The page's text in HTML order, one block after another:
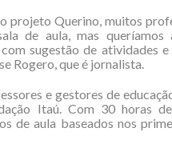
projeto Querino, muitos
de aula, mas queríamos
sugestão de atividades
Rogero, que é jornalista.
e gestores de
Itaú. Com 30 horas
de aula baseados nos